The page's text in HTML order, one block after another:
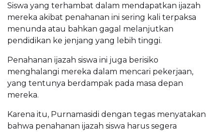
Siswa yang terhambat dalam mendapatkan ijazah
mereka akibat penahanan ini sering kali terpaksa
menunda atau bahkan gagal melanjutkan
pendidikan ke jenjang yang lebih tinggi.
Penahanan ijazah siswa ini juga berisiko
menghalangi mereka dalam mencari pekerjaan,
yang tentunya berdampak pada masa depan
mereka.
Karena itu, Purnamasidi dengan tegas menyatakan
bahwa penahanan ijazah siswa harus segera